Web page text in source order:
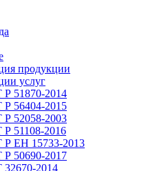
продукции
услуг
51870-2014
56404-2015
52058-2003
51108-2016
ЕН 15733-2013
50690-2017
2014